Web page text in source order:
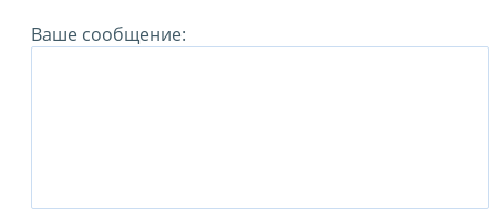
Ваше сообщение: